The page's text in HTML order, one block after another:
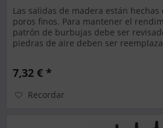
Las salidas de madera están
poros finos. Para mantener el
patrón de burbujas debe ser
piedras de aire deben ser
7,32 € *
Recordar